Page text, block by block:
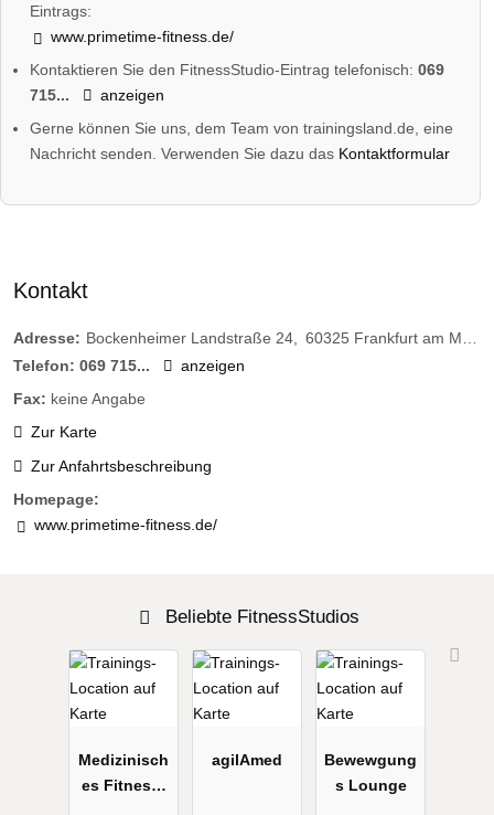
Eintrags:
www.primetime-fitness.de/
Kontaktieren Sie den FitnessStudio-Eintrag telefonisch:069
715...
anzeigen
Gerne können Sie uns, dem Team von trainingsland.de, eine
Nachricht senden. Verwenden Sie dazu das Kontaktformular
Kontakt
Adresse: Bockenheimer Landstraße 24 60325 Frankfurt am Main
Telefon: 069 715...
anzeigen
Fax: keine Angabe
Zur Karte
Zur Anfahrtsbeschreibung
Homepage:
www.primetime-fitness.de/
Beliebte FitnessStudios
Medizinisch
es Fitness-
agilAmed
Bewewgung
s Lounge